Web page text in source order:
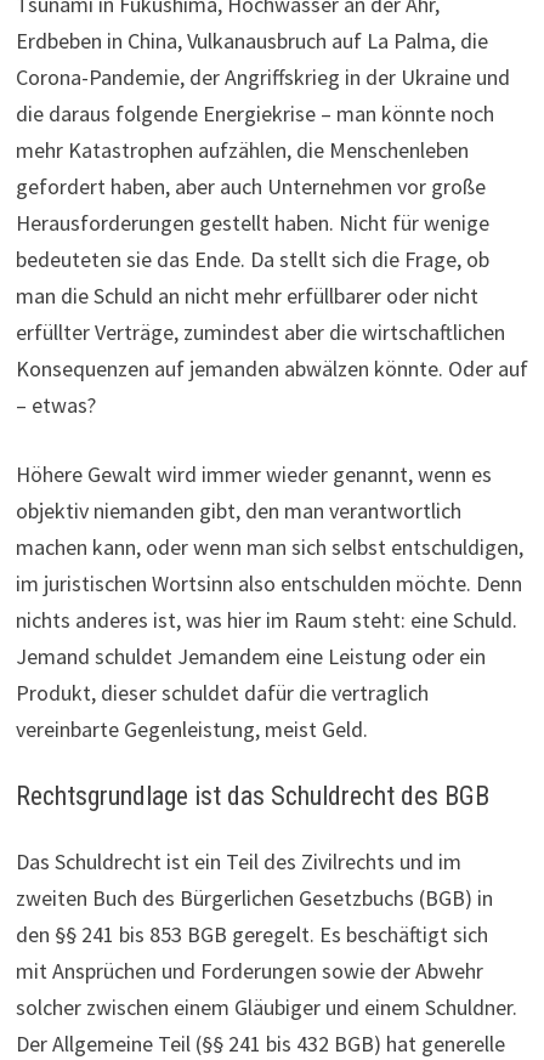
Erdbeben in China, Vulkanausbruch auf La Palma, die
Corona-Pandemie, der Angriffskrieg in der Ukraine und
die daraus folgende Energiekrise – man könnte noch
mehr Katastrophen aufzählen, die Menschenleben
gefordert haben, aber auch Unternehmen vor große
Herausforderungen gestellt haben. Nicht für wenige
bedeuteten sie das Ende. Da stellt sich die Frage, ob
man die Schuld an nicht mehr erfüllbarer oder nicht
erfüllter Verträge, zumindest aber die wirtschaftlichen
Konsequenzen auf jemanden abwälzen könnte. Oder auf
– etwas?
Höhere Gewalt wird immer wieder genannt, wenn es
objektiv niemanden gibt, den man verantwortlich
machen kann, oder wenn man sich selbst entschuldigen,
im juristischen Wortsinn also entschulden möchte. Denn
nichts anderes ist, was hier im Raum steht: eine Schuld.
Jemand schuldet Jemandem eine Leistung oder ein
Produkt, dieser schuldet dafür die vertraglich
vereinbarte Gegenleistung, meist Geld.
Rechtsgrundlage ist das Schuldrecht des BGB
Das Schuldrecht ist ein Teil des Zivilrechts und im
zweiten Buch des Bürgerlichen Gesetzbuchs (BGB) in
den §§ 241 bis 853 BGB geregelt. Es beschäftigt sich
mit Ansprüchen und Forderungen sowie der Abwehr
solcher zwischen einem Gläubiger und einem Schuldner.
Der Allgemeine Teil (§§ 241 bis 432 BGB) hat generelle